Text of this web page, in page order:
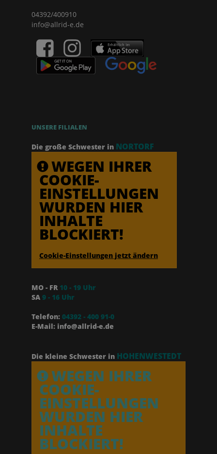
04392/400910
info@allrid-e.de
UNSERE FILIALEN
Die große Schwester in NORTORF
WEGEN IHRER
COOKIE-
EINSTELLUNGEN
WURDEN HIER
INHALTE
BLOCKIERT!
Cookie-Einstellungen jetzt ändern
MO - FR 10 - 19 Uhr
SA 9 - 16 Uhr
Telefon: 04392 - 400 91-0
E-Mail: info@allrid-e.de
Die kleine Schwester in HOHENWESTEDT
WEGEN IHRER
COOKIE-
EINSTELLUNGEN
WURDEN HIER
INHALTE
BLOCKIERT!